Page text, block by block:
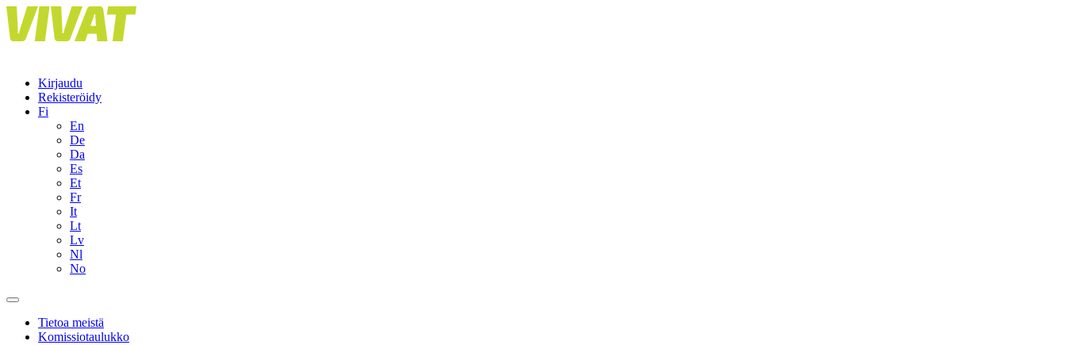
Skip
to
content
Kirjaudu
Rekisteröidy
Fi
En
De
Da
Es
Et
Fr
It
Lt
Lv
Nl
No
Tietoa meistä
Komissiotaulukko